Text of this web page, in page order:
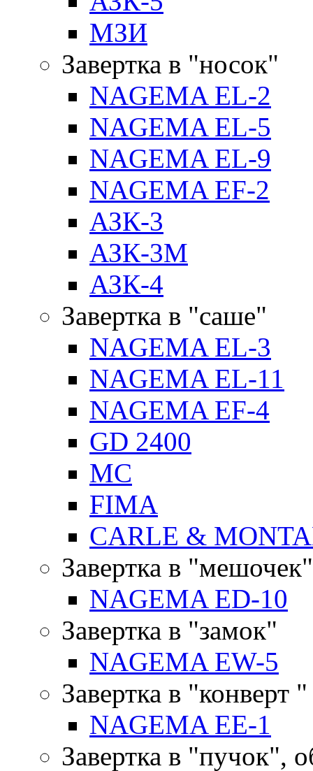
МЗИ
Завертка в "носок"
NAGEMA EL-2
NAGEMA EL-5
NAGEMA EL-9
NAGEMA EF-2
АЗК-3
АЗК-3М
АЗК-4
Завертка в "саше"
NAGEMA EL-3
NAGEMA EL-11
NAGEMA EF-4
GD 2400
MC
FIMA
CARLE &
Завертка в "мешочек"
NAGEMA ED-10
Завертка в "замок"
NAGEMA EW-5
Завертка в "конверт "
NAGEMA EE-1
Завертка в "пучок",